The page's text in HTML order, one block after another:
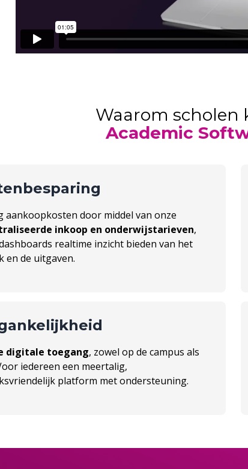
Waarom scholen
Academic
aankoopkosten door middel van onze
inkoop en onderwijstarieven,
realtime inzicht bieden van het
en de uitgaven.
digitale toegang, zowel op de campus als
iedereen een meertalig,
platform met ondersteuning.